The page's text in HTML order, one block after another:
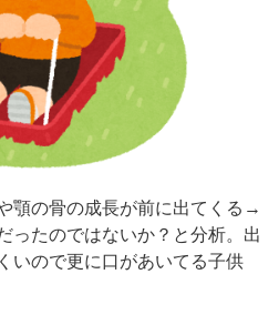
顎の骨の成長が前に出てくる→
ったのではないか？と分析。出
いので更に口があいてる子供